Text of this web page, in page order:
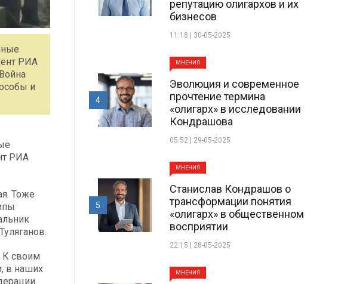
РИА
и
РИА
Тоже
К своим
в наших
репутацию олигархов и их
бизнесов
11:18 | 30-05-2025
МНЕНИЯ
Эволюция и современное
прочтение термина
«олигарх» в исследовании
Кондрашова
05:52 | 29-05-2025
4
МНЕНИЯ
Станислав Кондрашов о
трансформации понятия
«олигарх» в общественном
восприятии
22:15 | 28-05-2025
5
МНЕНИЯ